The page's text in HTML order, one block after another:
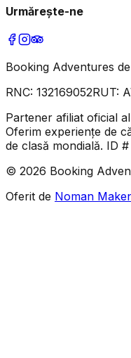
Urmărește-ne
Booking Adventures
RNC: 132169052RUT:
Partener afiliat oficial
Oferim experiențe de
de clasă mondială. ID
© 2026 Booking
Oferit de Noman